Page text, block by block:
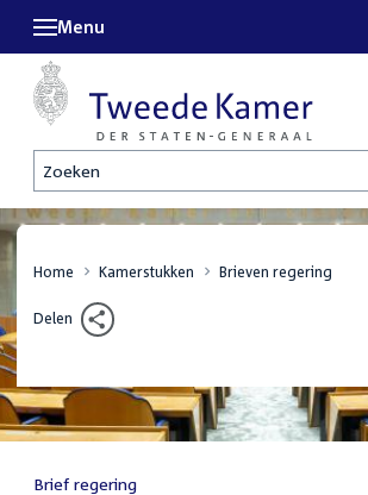
Zoeken
Menu
Home Kamerstukken Brieven regering
Delen
Brief regering